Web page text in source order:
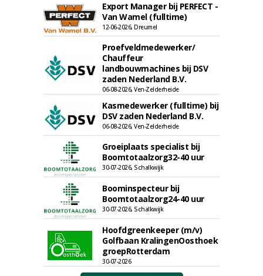
Export Manager bij PERFECT -
Van Wamel (fulltime)
12-06-2026, Dreumel
Proefveldmedewerker/
Chauffeur
landbouwmachines bij DSV
zaden Nederland B.V.
06-08-2026, Ven-Zelderheide
Kasmedewerker (fulltime) bij
DSV zaden Nederland B.V.
06-08-2026, Ven-Zelderheide
Groeiplaats specialist bij
Boomtotaalzorg32-40 uur
30-07-2026, Schalkwijk
Boominspecteur bij
Boomtotaalzorg24-40 uur
30-07-2026, Schalkwijk
Hoofdgreenkeeper (m/v)
Golfbaan KralingenOosthoek
groepRotterdam
30-07-2026